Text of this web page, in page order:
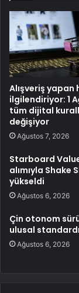
Alışveriş yapan
ilgilendiriyor: 1
tüm dijital
değişiyor
Ağustos 7, 2026
Starboard
alımıyla Shake
yükseldi
Ağustos 6, 2026
Çin otonom
ulusal
Ağustos 6, 2026